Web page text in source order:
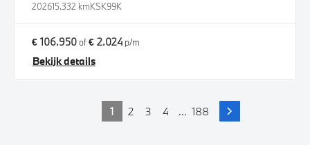
202615.332 kmKSK99K
€ 106.950of€ 2.024 p/m
Bekijk details
1 2 3 4 ... 188